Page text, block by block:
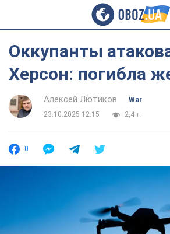
Оккупанты
Херсон: погибла
Алексей Лютиков
War
23.10.2025 12:15
2,4 т.
0